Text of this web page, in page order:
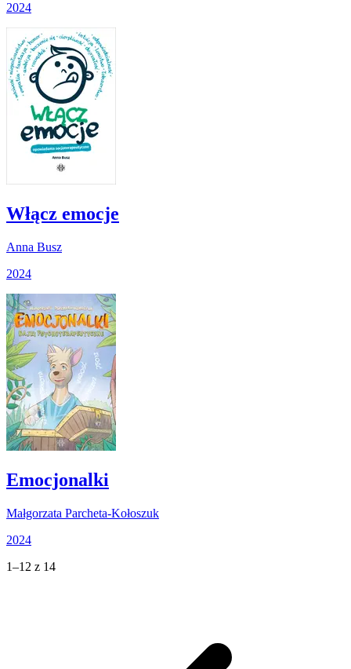
2024
Włącz emocje
Anna Busz
2024
Emocjonalki
Małgorzata Parcheta-Kołoszuk
2024
1–12 z 14